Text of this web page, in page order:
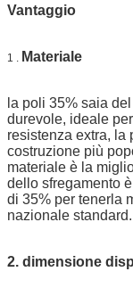
Vantaggio
1 . Materiale
la poli 35% saia
durevole, ideale
resistenza extra, la
costruzione più
materiale è la
dello sfregamento
di 35% per tenerla
nazionale standard.
2. dimensione